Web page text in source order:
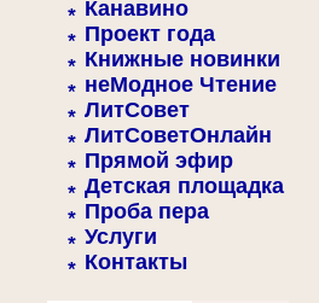
Канавино
Проект года
Книжные новинки
неМодное Чтение
ЛитСовет
ЛитСоветОнлайн
Прямой эфир
Детская площадка
Проба пера
Услуги
Контакты